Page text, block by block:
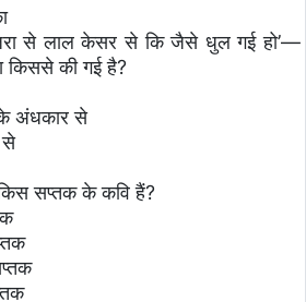
से लाल केसर से कि जैसे धुल गई हो’—
किससे की गई है?
अंधकार से
से
सप्तक के कवि हैं?